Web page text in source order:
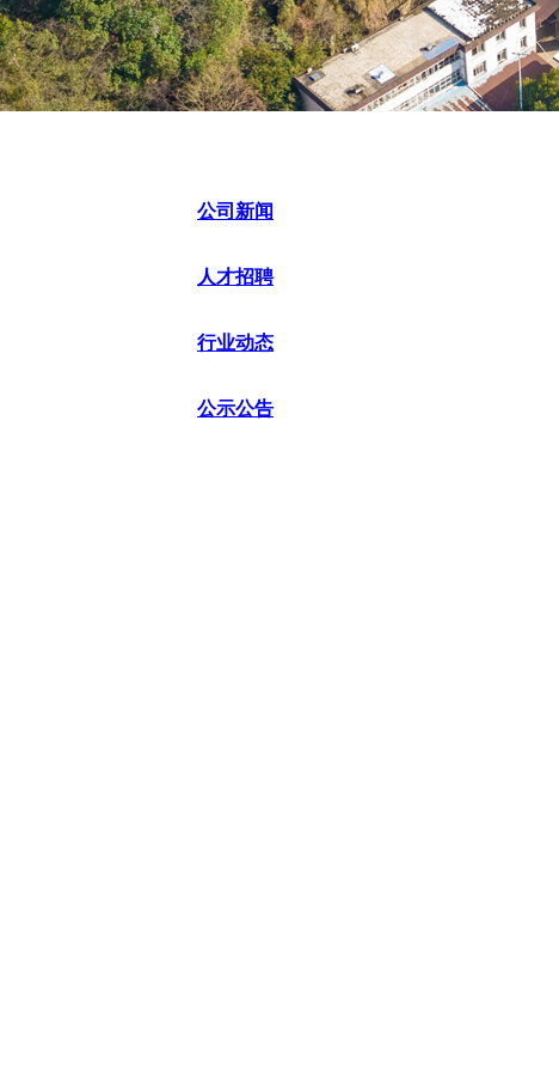
公司新闻
人才招聘
行业动态
公示公告